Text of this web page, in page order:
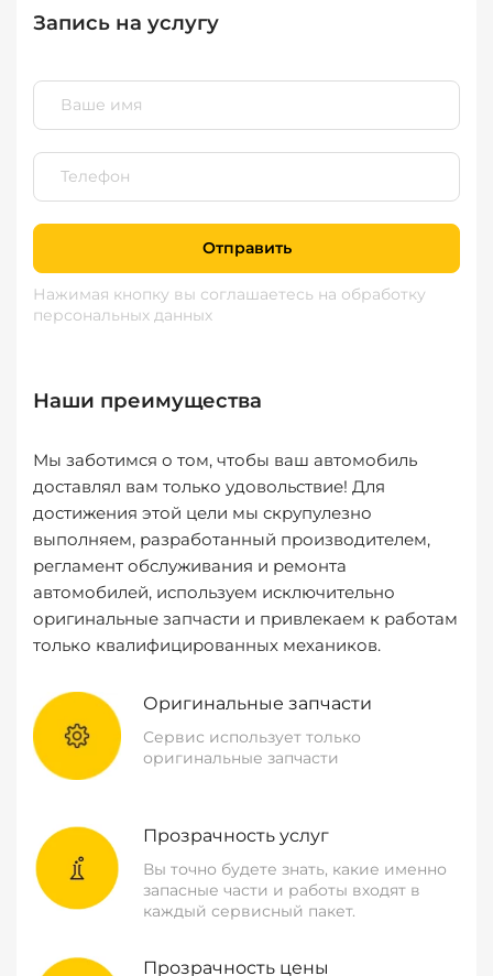
Запись на услугу
Отправить
Нажимая кнопку вы соглашаетесь на обработку
персональных данных
Наши преимущества
Мы заботимся о том, чтобы ваш автомобиль
доставлял вам только удовольствие! Для
достижения этой цели мы скрупулезно
выполняем, разработанный производителем,
регламент обслуживания и ремонта
автомобилей, используем исключительно
оригинальные запчасти и привлекаем к работам
только квалифицированных механиков.
Оригинальные запчасти
Сервис использует только
оригинальные запчасти
Прозрачность услуг
Вы точно будете знать, какие именно
запасные части и работы входят в
каждый сервисный пакет.
Прозрачность цены